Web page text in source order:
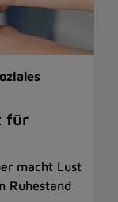
für
macht Lust
Ruhestand